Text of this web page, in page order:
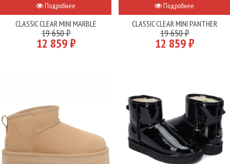
Подробнее
CLASSIC CLEAR MINI MARBLE
19 650 ₽
12 859 ₽
Подробнее
CLASSIC CLEAR MINI PANTHER
19 650 ₽
12 859 ₽